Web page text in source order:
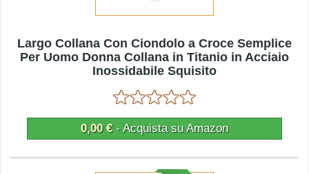
Largo Collana Con Ciondolo a Croce Semplice
Per Uomo Donna Collana in Titanio in Acciaio
Inossidabile Squisito
0,00 €- Acquista su Amazon